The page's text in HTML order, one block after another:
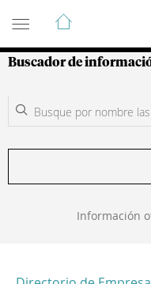
Guía de
Buscador de
Información